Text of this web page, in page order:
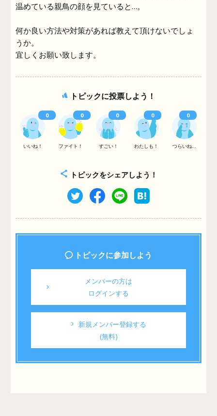
温めている親鳥の顔を見ていると…。
何か良い方法や対策があれば教えて頂けないでしょ
うか。
宜しくお願い致します。
トピックに投票しよう！
いいね！ ファイト！ すごい！ わたしも！ つらいね...
0 0 0 0 0
トピックをシェアしよう！
トピックに参加しよう
メンバーの方は
ログインする
新規メンバー登録する
(無料)